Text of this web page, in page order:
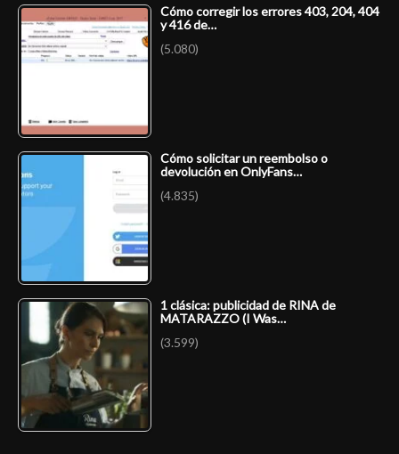
Cómo corregir los errores 403, 204, 404
y 416 de…
(5.080)
Cómo solicitar un reembolso o
devolución en OnlyFans…
(4.835)
1 clásica: publicidad de RINA de
MATARAZZO (I Was…
(3.599)